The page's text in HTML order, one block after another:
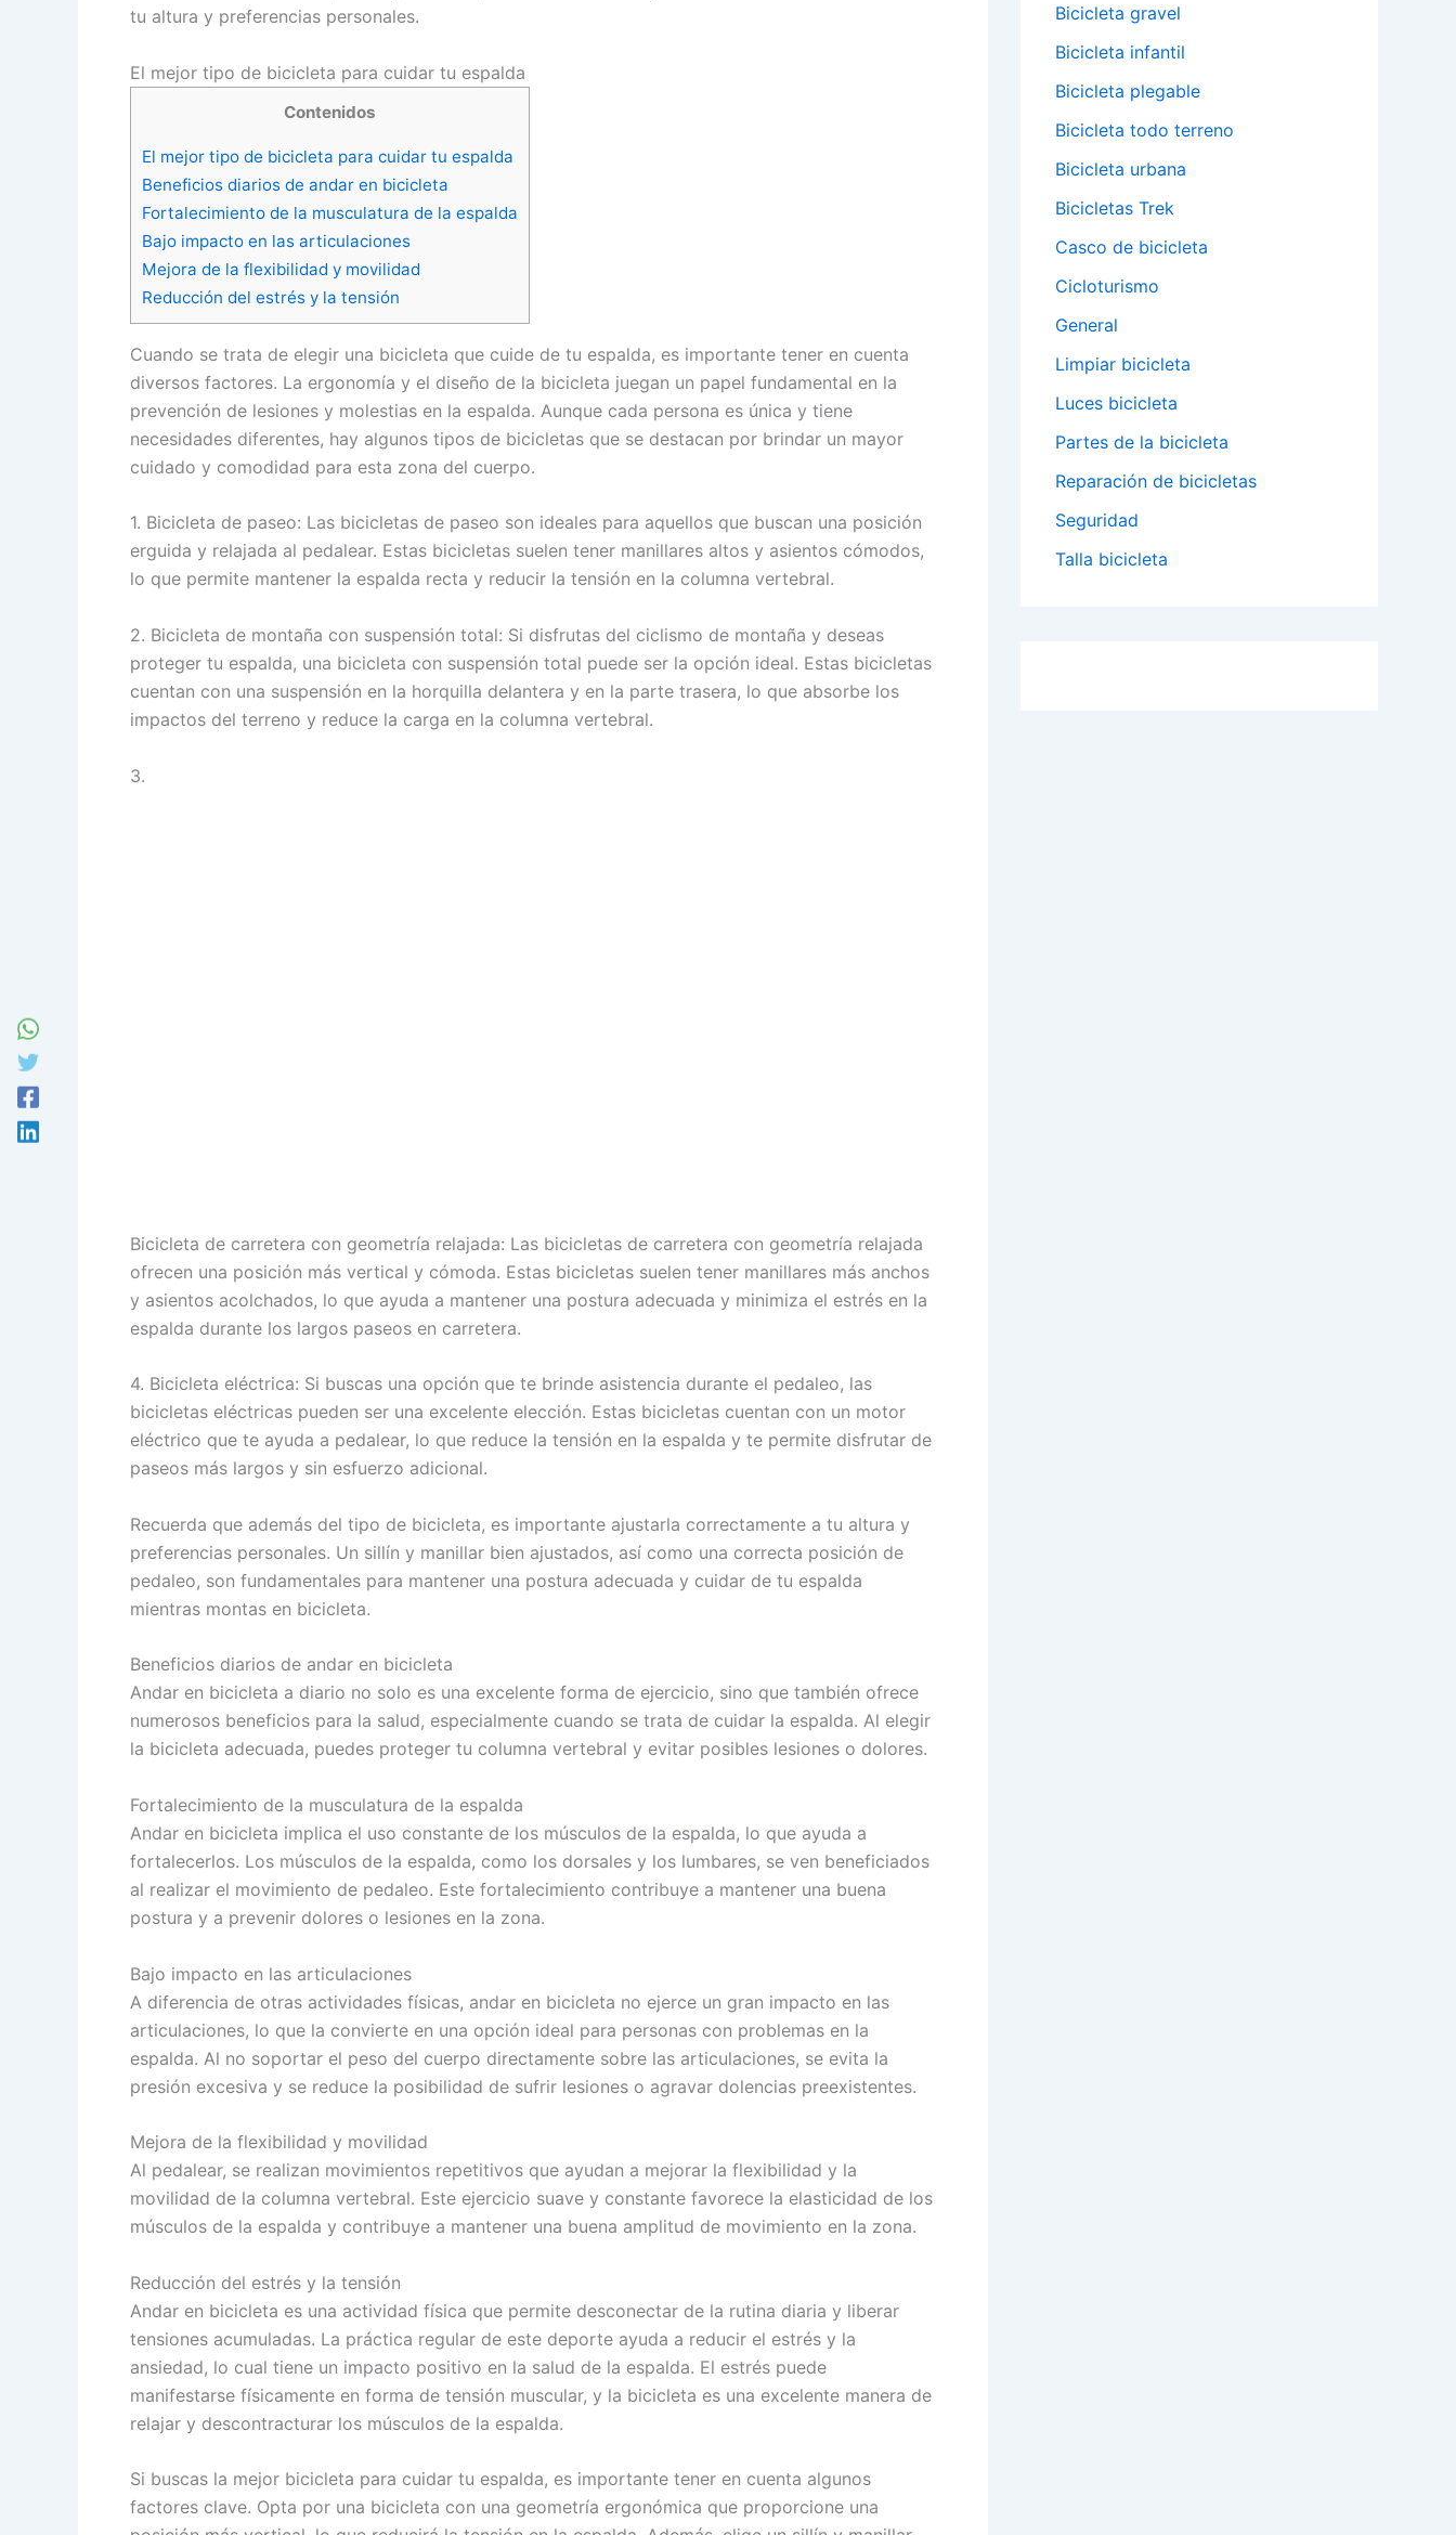
tu altura y preferencias personales.
El mejor tipo de bicicleta para cuidar tu espalda
Contenidos
El mejor tipo de bicicleta para cuidar tu espalda
Beneficios diarios de andar en bicicleta
Fortalecimiento de la musculatura de la espalda
Bajo impacto en las articulaciones
Mejora de la flexibilidad y movilidad
Reducción del estrés y la tensión
Cuando se trata de elegir una bicicleta que cuide de tu espalda, es importante tener en cuenta
diversos factores. La ergonomía y el diseño de la bicicleta juegan un papel fundamental en la
prevención de lesiones y molestias en la espalda. Aunque cada persona es única y tiene
necesidades diferentes, hay algunos tipos de bicicletas que se destacan por brindar un mayor
cuidado y comodidad para esta zona del cuerpo.
1. Bicicleta de paseo: Las bicicletas de paseo son ideales para aquellos que buscan una posición
erguida y relajada al pedalear. Estas bicicletas suelen tener manillares altos y asientos cómodos,
lo que permite mantener la espalda recta y reducir la tensión en la columna vertebral.
2. Bicicleta de montaña con suspensión total: Si disfrutas del ciclismo de montaña y deseas
proteger tu espalda, una bicicleta con suspensión total puede ser la opción ideal. Estas bicicletas
cuentan con una suspensión en la horquilla delantera y en la parte trasera, lo que absorbe los
impactos del terreno y reduce la carga en la columna vertebral.
3.
Bicicleta de carretera con geometría relajada: Las bicicletas de carretera con geometría relajada
ofrecen una posición más vertical y cómoda. Estas bicicletas suelen tener manillares más anchos
y asientos acolchados, lo que ayuda a mantener una postura adecuada y minimiza el estrés en la
espalda durante los largos paseos en carretera.
4. Bicicleta eléctrica: Si buscas una opción que te brinde asistencia durante el pedaleo, las
bicicletas eléctricas pueden ser una excelente elección. Estas bicicletas cuentan con un motor
eléctrico que te ayuda a pedalear, lo que reduce la tensión en la espalda y te permite disfrutar de
paseos más largos y sin esfuerzo adicional.
Recuerda que además del tipo de bicicleta, es importante ajustarla correctamente a tu altura y
preferencias personales. Un sillín y manillar bien ajustados, así como una correcta posición de
pedaleo, son fundamentales para mantener una postura adecuada y cuidar de tu espalda
mientras montas en bicicleta.
Beneficios diarios de andar en bicicleta
Andar en bicicleta a diario no solo es una excelente forma de ejercicio, sino que también ofrece
numerosos beneficios para la salud, especialmente cuando se trata de cuidar la espalda. Al elegir
la bicicleta adecuada, puedes proteger tu columna vertebral y evitar posibles lesiones o dolores.
Fortalecimiento de la musculatura de la espalda
Andar en bicicleta implica el uso constante de los músculos de la espalda, lo que ayuda a
fortalecerlos. Los músculos de la espalda, como los dorsales y los lumbares, se ven beneficiados
al realizar el movimiento de pedaleo. Este fortalecimiento contribuye a mantener una buena
postura y a prevenir dolores o lesiones en la zona.
Bajo impacto en las articulaciones
A diferencia de otras actividades físicas, andar en bicicleta no ejerce un gran impacto en las
articulaciones, lo que la convierte en una opción ideal para personas con problemas en la
espalda. Al no soportar el peso del cuerpo directamente sobre las articulaciones, se evita la
presión excesiva y se reduce la posibilidad de sufrir lesiones o agravar dolencias preexistentes.
Mejora de la flexibilidad y movilidad
Al pedalear, se realizan movimientos repetitivos que ayudan a mejorar la flexibilidad y la
movilidad de la columna vertebral. Este ejercicio suave y constante favorece la elasticidad de los
músculos de la espalda y contribuye a mantener una buena amplitud de movimiento en la zona.
Reducción del estrés y la tensión
Andar en bicicleta es una actividad física que permite desconectar de la rutina diaria y liberar
tensiones acumuladas. La práctica regular de este deporte ayuda a reducir el estrés y la
ansiedad, lo cual tiene un impacto positivo en la salud de la espalda. El estrés puede
manifestarse físicamente en forma de tensión muscular, y la bicicleta es una excelente manera de
relajar y descontracturar los músculos de la espalda.
Si buscas la mejor bicicleta para cuidar tu espalda, es importante tener en cuenta algunos
factores clave. Opta por una bicicleta con una geometría ergonómica que proporcione una
Bicicleta gravel
Bicicleta infantil
Bicicleta plegable
Bicicleta todo terreno
Bicicleta urbana
Bicicletas Trek
Casco de bicicleta
Cicloturismo
General
Limpiar bicicleta
Luces bicicleta
Partes de la bicicleta
Reparación de bicicletas
Seguridad
Talla bicicleta